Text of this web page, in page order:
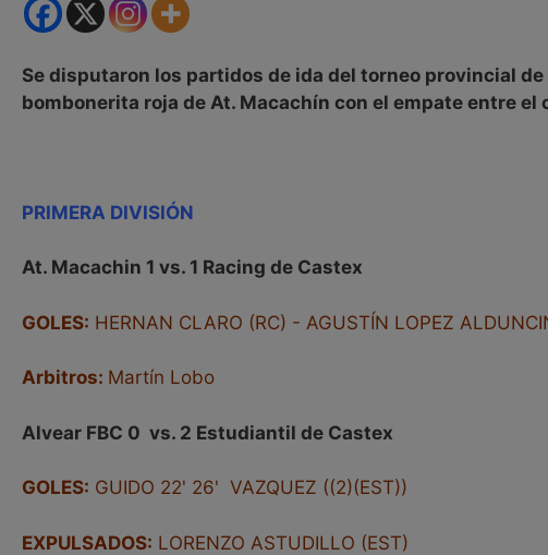
Se disputaron los partidos de ida del torneo provincial
bombonerita roja de At. Macachín con el empate entre el
PRIMERA DIVISIÓN
At. Macachin 1 vs. 1 Racing de Castex
GOLES: HERNAN CLARO (RC) - AGUSTÍN LOPEZ
Arbitros: Martín Lobo
Alvear FBC 0 vs. 2 Estudiantil de Castex
GOLES: GUIDO 22' 26' VAZQUEZ ((2)(EST))
EXPULSADOS: LORENZO ASTUDILLO (EST)